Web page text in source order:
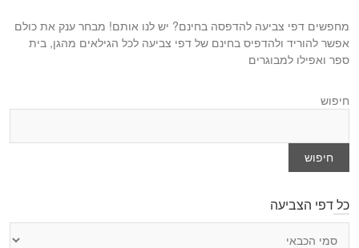
מחפשים דפי צביעה להדפסה בחינם? יש לנו אותם! מבחר ענק את כולם
אפשר להוריד ולהדפיס בחינם של דפי צביעה לכל הגילאים מהגן, בית
ספר ואפילו למבוגרים
חיפוש
חיפוש
כל דפי הצביעה